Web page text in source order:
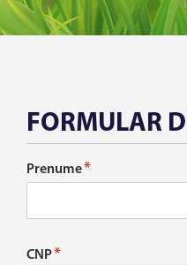
FORMULAR
Prenume*
CNP*